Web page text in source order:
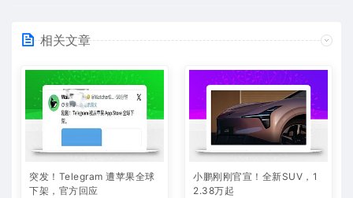
相关文章
突发！Telegram 遭苹果全球
下架，官方回应
小鹏刚刚官宣！全新SUV，1
2.38万起